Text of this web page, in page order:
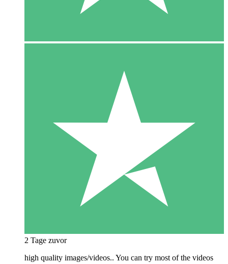
2 Tage zuvor
high quality images/videos.. You can try most of the videos